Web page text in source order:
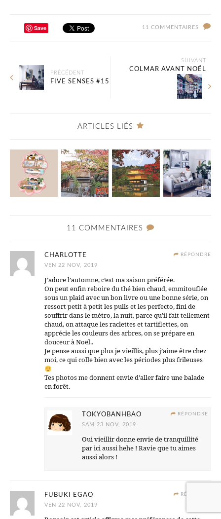
Save 11 COMMENTAIRES
PRÉCÉDENT
FIVE SENSES #15
SUIVANT
COLMAR AVANT NOËL
ARTICLES LIÉS
11 COMMENTAIRES
RÉPONDRE
CHARLOTTE
VEN 22 NOV, 2019
J’adore l’automne, c’est ma saison préférée.
On peut enfin reboire du thé bien chaud, emmitouflée
sous un plaid avec un bon livre ou une bonne série, on
ressort petit à petit les pulls et les perfecto, fini de
souffrir dans le métro, la nuit, parce qu’il fait tellement
chaud, on attaque les raclettes et tartiflettes, on
apprécie les couleurs des arbres, on se prépare en
douceur à Noël..
Je pense aussi que plus je vieillis, plus j’aime être chez
moi, ce qui colle bien avec les périodes plus frileuses
Tes photos me donnent envie d’aller faire une balade
en forêt.
RÉPONDRE
TOKYOBANHBAO
SAM 23 NOV, 2019
Oui vieillir donne envie de tranquillité
par ici aussi hehe ! Ravie que tu aimes
aussi alors !
RÉPONDRE
FUBUKI EGAO
VEN 22 NOV, 2019